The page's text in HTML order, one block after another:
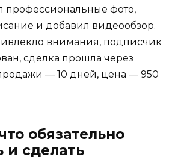
профессиональные фото,
и добавил видеообзор.
внимания, подписчик
сделка прошла через
— 10 дней, цена — 950
обязательно
и сделать